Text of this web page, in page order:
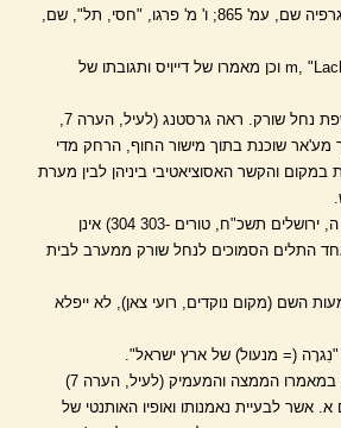
לחפירות ארכאולוגיות בארץ ישראל, ירושלים 1992, עמ' 850-849 ובביבליוגרפיה שם, עמ' 865; ו' מ' פרגו, "חסי, תל", שם,
וראה עוד G. A. Ahlstrצm, "Lachish Or Libnah", PEQ, 115 (1983), pp. 103-104 וכן מאמרו של דייויס ותגובתו של
לפי הזיהוי הישן מיסודם של Warren-Buhl הוא מע'אר קרוב לגדרה על שפת נחל שורק. ראה גרסטנג (לעיל, הערה 7,
אך מע'אר שוכנת בתוך מישור החוף, הרחק מדי
והקשר האסוציאטיבי ביניהן לבין מערת
דעות אחרות המדרימות את מקדה הרבה (ראה ב' מזר, "מקדה", אנצמ"ק, ה, ירושלים תשכ"ח, טורים -303 304) אינן
התלים הסמוכים לנחל שורק ממערב לבית
השם (מקום נוקדים, רועי צאן), לא ייפלא
"נִגרָה (= מנעול) של ארץ ישראל".
במוטיבים האסטרטגיים-הגיאוגרפיים שבפרק י נגע גם רייט במידת מה במאמרו הממצה והמעמיק (לעיל, הערה 7)
אשר לבעיית נאמנותו ואופיו האותנטי של